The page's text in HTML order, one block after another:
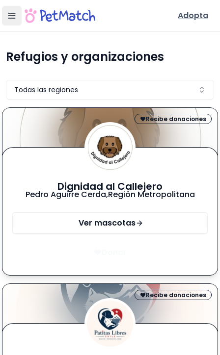
Adopta
Refugios y organizaciones
Todas las regiones
Recibe donaciones
Dignidad al Callejero
Pedro Aguirre Cerda,Región Metropolitana
Ver mascotas
Recibe donaciones